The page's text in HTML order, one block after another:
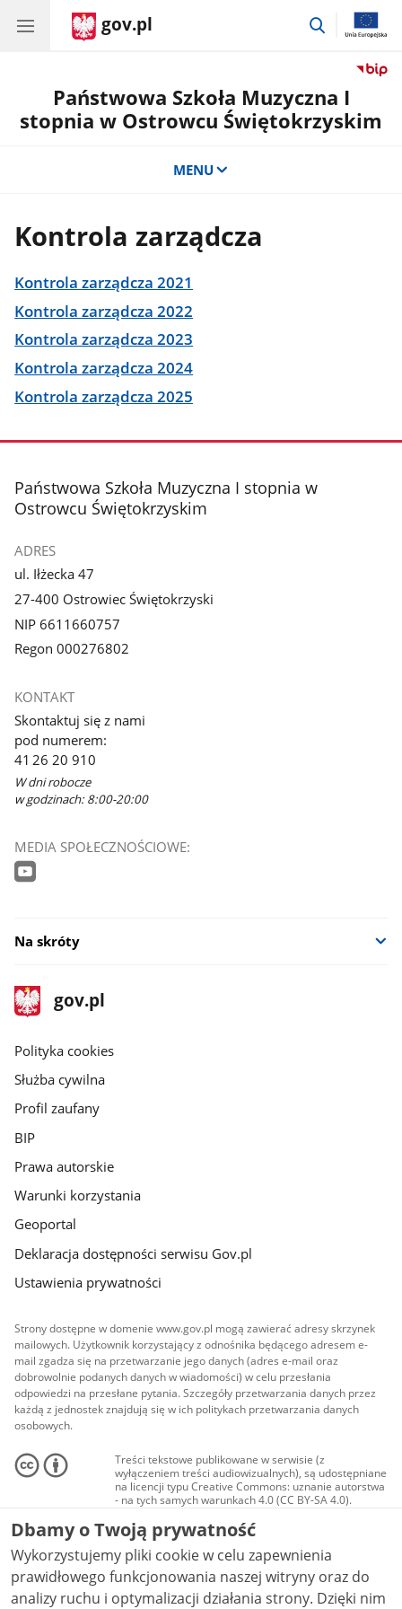
gov.pl
przejdź
Państwowa Szkoła Muzyczna I
stopnia w Ostrowcu Świętokrzyskim
MENU
Kontrola zarządcza
Kontrola zarządcza 2021
Kontrola zarządcza 2022
Kontrola zarządcza 2023
Kontrola zarządcza 2024
Kontrola zarządcza 2025
stopka
Państwowa Szkoła Muzyczna I stopnia w
Ostrowcu Świętokrzyskim
ADRES
ul. Iłżecka 47
27-400 Ostrowiec Świętokrzyski
NIP 6611660757
Regon 000276802
KONTAKT
Skontaktuj się z nami
pod numerem:
41 26 20 910
W dni robocze
w godzinach: 8:00-20:00
MEDIA SPOŁECZNOŚCIOWE:
Na skróty
stopka
gov.pl
Strona
gov.pl
gov.pl
Polityka cookies
Służba cywilna
Profil zaufany
BIP
Prawa autorskie
Warunki korzystania
Geoportal
Deklaracja dostępności serwisu Gov.pl
Ustawienia prywatności
Strony dostępne w domenie www.gov.pl mogą zawierać adresy skrzynek
mailowych. Użytkownik korzystający z odnośnika będącego adresem e-
mail zgadza się na przetwarzanie jego danych (adres e-mail oraz
dobrowolnie podanych danych w wiadomości) w celu przesłania
odpowiedzi na przesłane pytania. Szczegóły przetwarzania danych przez
każdą z jednostek znajdują się w ich politykach przetwarzania danych
osobowych.
Treści tekstowe publikowane w serwisie (z
wyłączeniem treści audiowizualnych), są udostępniane
na licencji typu Creative Commons: uznanie autorstwa
- na tych samych warunkach 4.0 (CC BY-SA 4.0).
Materiały audiowizualne, w tym zdjęcia, materiały
audio i wideo, są udostępniane na licencji typu
Creative Commons: uznanie autorstwa użycie
niekomercyjne - bez utworów zależnych 4.0 (CC BY-
NC-ND 4.0), o ile nie jest to stwierdzone inaczej.
Dbamy o Twoją prywatność
Wykorzystujemy pliki cookie w celu zapewnienia
prawidłowego funkcjonowania naszej witryny oraz do
analizy ruchu i optymalizacji działania strony. Dzięki nim